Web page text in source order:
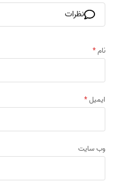
نظرات
نام*
ایمیل*
وب‌ سایت